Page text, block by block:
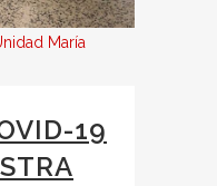
María
19